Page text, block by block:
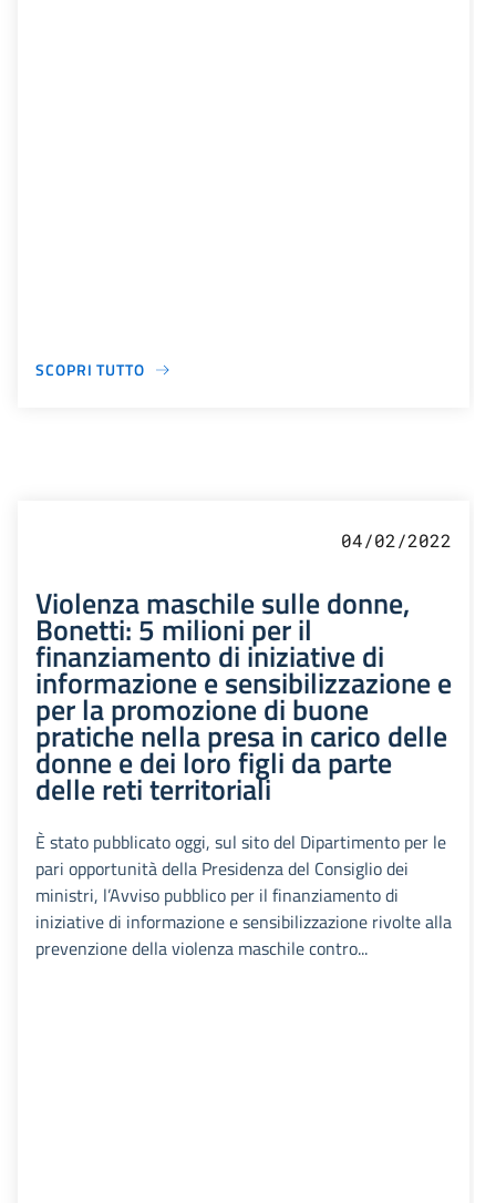
SCOPRI TUTTO
04/02/2022
Violenza maschile sulle donne,
Bonetti: 5 milioni per il
finanziamento di iniziative di
informazione e sensibilizzazione e
per la promozione di buone
pratiche nella presa in carico delle
donne e dei loro figli da parte
delle reti territoriali
È stato pubblicato oggi, sul sito del Dipartimento per le
pari opportunità della Presidenza del Consiglio dei
ministri, l’Avviso pubblico per il finanziamento di
iniziative di informazione e sensibilizzazione rivolte alla
prevenzione della violenza maschile contro...